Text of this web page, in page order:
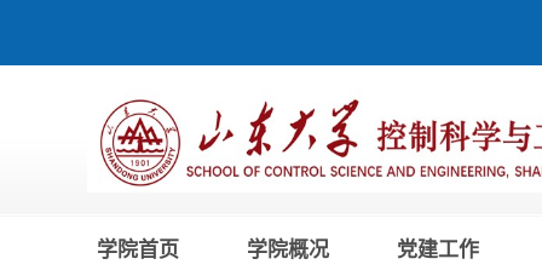
学院首页 学院概况 党建工作